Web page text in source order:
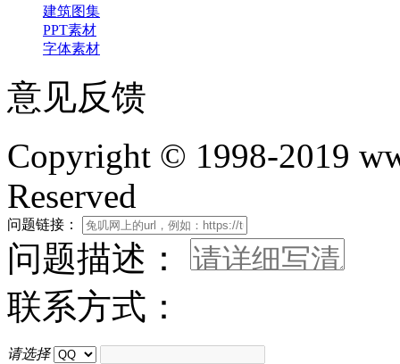
建筑图集
PPT素材
字体素材
意见反馈
Copyright © 1998-2019
Reserved
问题链接：
问题描述：
联系方式：
请选择